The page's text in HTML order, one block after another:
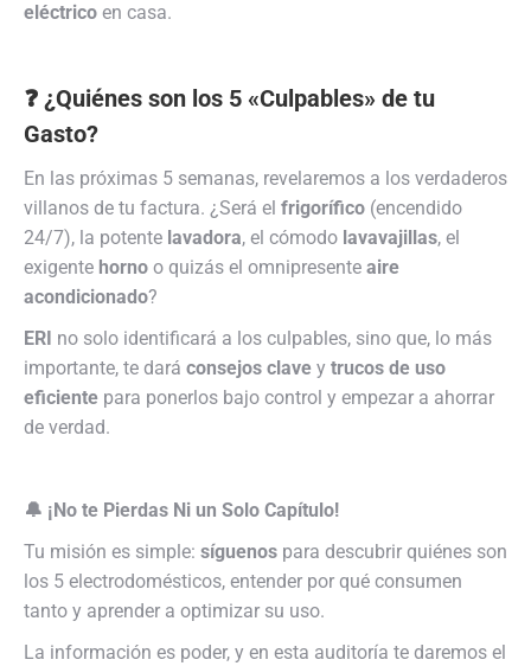
eléctrico en casa.
❓ ¿Quiénes son los 5 «Culpables» de tu
Gasto?
En las próximas 5 semanas, revelaremos a los verdaderos
villanos de tu factura. ¿Será el frigorífico (encendido
24/7), la potente lavadora, el cómodo lavavajillas, el
exigente horno o quizás el omnipresente aire
acondicionado?
ERI no solo identificará a los culpables, sino que, lo más
importante, te dará consejos clave y trucos de uso
eficiente para ponerlos bajo control y empezar a ahorrar
de verdad.
🔔 ¡No te Pierdas Ni un Solo Capítulo!
Tu misión es simple: síguenos para descubrir quiénes son
los 5 electrodomésticos, entender por qué consumen
tanto y aprender a optimizar su uso.
La información es poder, y en esta auditoría te daremos el